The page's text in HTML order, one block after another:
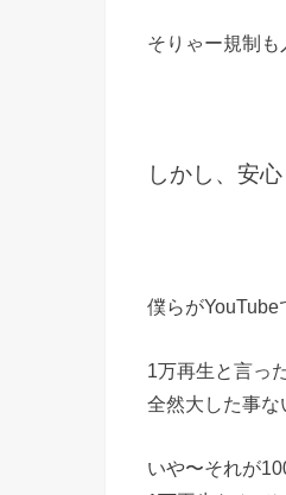
そりゃー規制
しかし、安
僕らが
1万再生と言っ
全然大した事な
いや〜それが